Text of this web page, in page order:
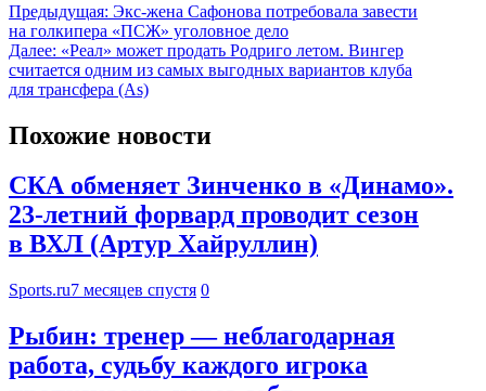
Предыдущая: Экс-жена Сафонова потребовала завести
на голкипера «ПСЖ» уголовное дело
Далее: «Реал» может продать Родриго летом. Вингер
считается одним из самых выгодных вариантов клуба
для трансфера (As)
Похожие новости
СКА обменяет Зинченко в «Динамо».
23-летний форвард проводит сезон
в ВХЛ (Артур Хайруллин)
Sports.ru7 месяцев спустя 0
Рыбин: тренер — неблагодарная
работа, судьбу каждого игрока